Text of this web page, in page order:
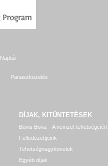
Naptár
Panaszkezelés
DÍJAK, KITÜNTETÉSEK
Bonis Bona – A nemzet tehetségeiért
Felfedezettjeink
Tehetségnagykövetek
Egyéb díjak